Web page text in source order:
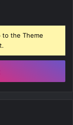
to the Theme